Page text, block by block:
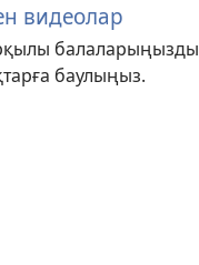
видеолар
балаларыңызды
баулыңыз.